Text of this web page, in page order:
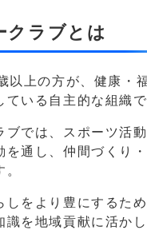
クラブとは
以上の方が、健康・
ている自主的な組織で
ブでは、スポーツ活
を通し、仲間づくり
しをより豊にするた
識を地域貢献に活か